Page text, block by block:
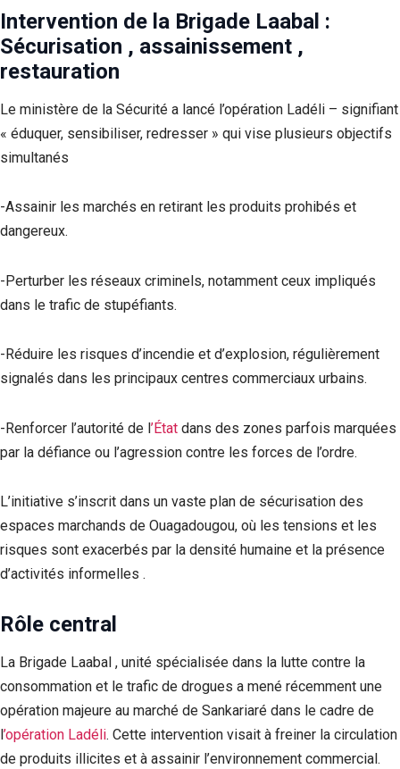
Intervention de la Brigade Laabal :
Sécurisation , assainissement ,
restauration
‎Le ministère de la Sécurité a lancé l’opération Ladéli – signifiant
« éduquer, sensibiliser, redresser » qui vise plusieurs objectifs
simultanés
‎-Assainir les marchés en retirant les produits prohibés et
dangereux.‎
-‎Perturber les réseaux criminels, notamment ceux impliqués
dans le trafic de stupéfiants.‎
-‎Réduire les risques d’incendie et d’explosion, régulièrement
signalés dans les principaux centres commerciaux urbains.
-‎Renforcer l’autorité de l’État dans des zones parfois marquées
par la défiance ou l’agression contre les forces de l’ordre.
‎L’initiative s’inscrit dans un vaste plan de sécurisation des
espaces marchands de Ouagadougou, où les tensions et les
risques sont exacerbés par la densité humaine et la présence
d’activités informelles .
Rôle central
‎La Brigade Laabal , unité spécialisée dans la lutte contre la
consommation et le trafic de drogues a mené récemment une
opération majeure au marché de Sankariaré dans le cadre de
l’opération Ladéli. Cette intervention visait à freiner la circulation
de produits illicites et à assainir l’environnement commercial.